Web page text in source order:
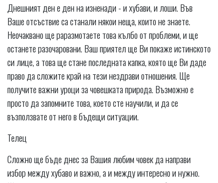
Днешният ден е ден на изненади - и хубави, и лоши. Във
Ваше отсъствие са станали някои неща, които не знаете.
Неочаквано ще раразмотаете това кълбо от проблеми, и ще
останете разочаровани. Ваш приятел ще Ви покаже истинското
си лице, а това ще стане последната капка, която ще Ви даде
право да сложите край на тези нездрави отношения. Ще
получите важни уроци за човешката природа. Възможно е
просто да запомните това, което сте научили, и да се
възползвате от него в бъдещи ситуации.
Телец
Сложно ще бъде днес за Вашия любим човек да направи
избор между хубаво и важно, а и между интересно и нужно.